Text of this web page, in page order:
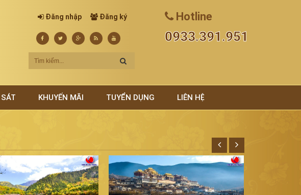
Đăng nhập Đăng ký Hotline
0933.391.951
KHUYẾN MÃI TUYỂN DỤNG LIÊN HỆ